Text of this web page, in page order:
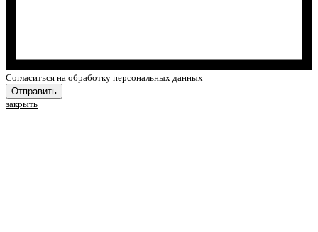
Cогласиться на обработку персональных данных
Отправить
закрыть